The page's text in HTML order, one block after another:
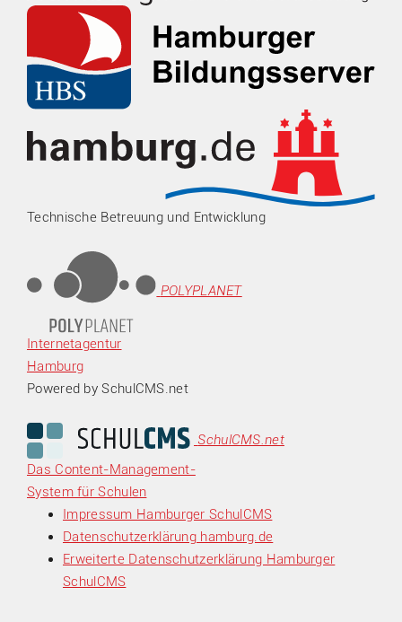
Technische Betreuung und Entwicklung
POLYPLANET
Internetagentur
Hamburg
Powered by SchulCMS.net
SchulCMS.net
Das Content-Management-
System für Schulen
Impressum Hamburger SchulCMS
Datenschutzerklärung hamburg.de
Erweiterte Datenschutzerklärung Hamburger
SchulCMS